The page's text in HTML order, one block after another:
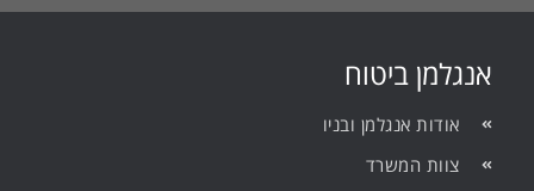
אנגלמן ביטוח
אודות אנגלמן ובניו
צוות המשרד